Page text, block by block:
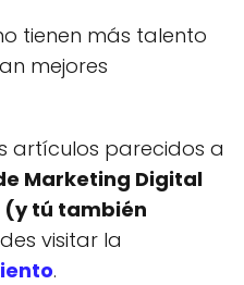
tienen más talento
mejores
artículos parecidos a
Marketing Digital
(y tú también
visitar la
.